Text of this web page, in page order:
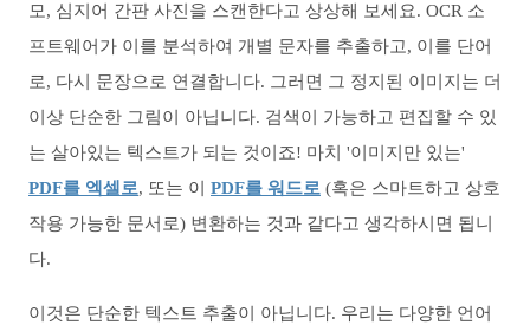
모, 심지어 간판 사진을 스캔한다고 상상해 보세요. OCR 소
프트웨어가 이를 분석하여 개별 문자를 추출하고, 이를 단어
로, 다시 문장으로 연결합니다. 그러면 그 정지된 이미지는 더
이상 단순한 그림이 아닙니다. 검색이 가능하고 편집할 수 있
는 살아있는 텍스트가 되는 것이죠! 마치 '이미지만 있는'
PDF를 엑셀로, 또는 이 PDF를 워드로 (혹은 스마트하고 상호
작용 가능한 문서로) 변환하는 것과 같다고 생각하시면 됩니
다.
이것은 단순한 텍스트 추출이 아닙니다. 우리는 다양한 언어